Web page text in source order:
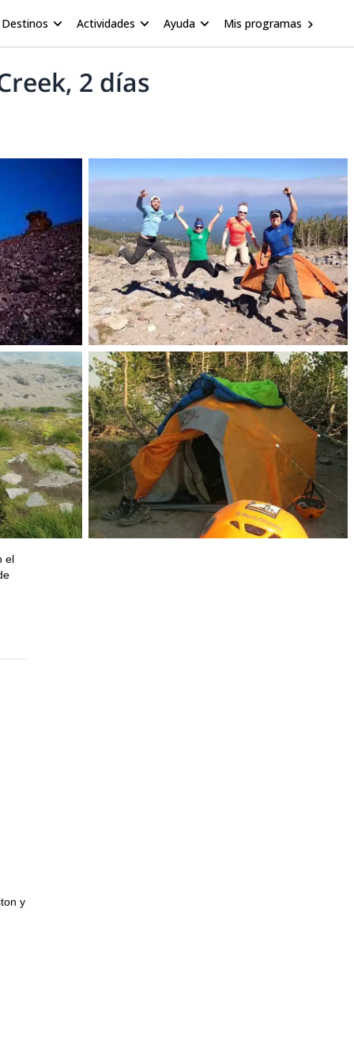
Destinos Actividades Ayuda Mis programas
2 días
el
y